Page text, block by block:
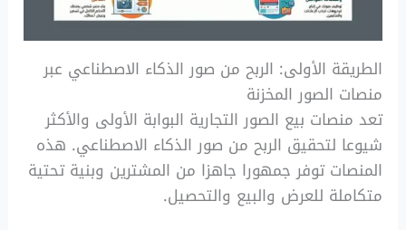
الطريقة الأولى: الربح من صور الذكاء الاصطناعي عبر
منصات الصور المخزنة
تعد منصات بيع الصور التجارية البوابة الأولى والأكثر
شيوعا لتحقيق الربح من صور الذكاء الاصطناعي. هذه
المنصات توفر جمهورا جاهزا من المشترين وبنية تحتية
متكاملة للعرض والبيع والتحصيل.